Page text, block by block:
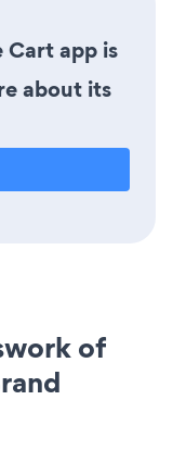
Cart app is
about its
of